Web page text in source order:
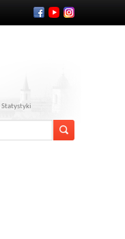
Statystyki